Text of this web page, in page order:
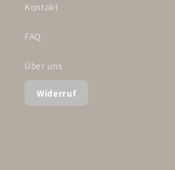
Kontakt
FAQ
Über uns
Widerruf